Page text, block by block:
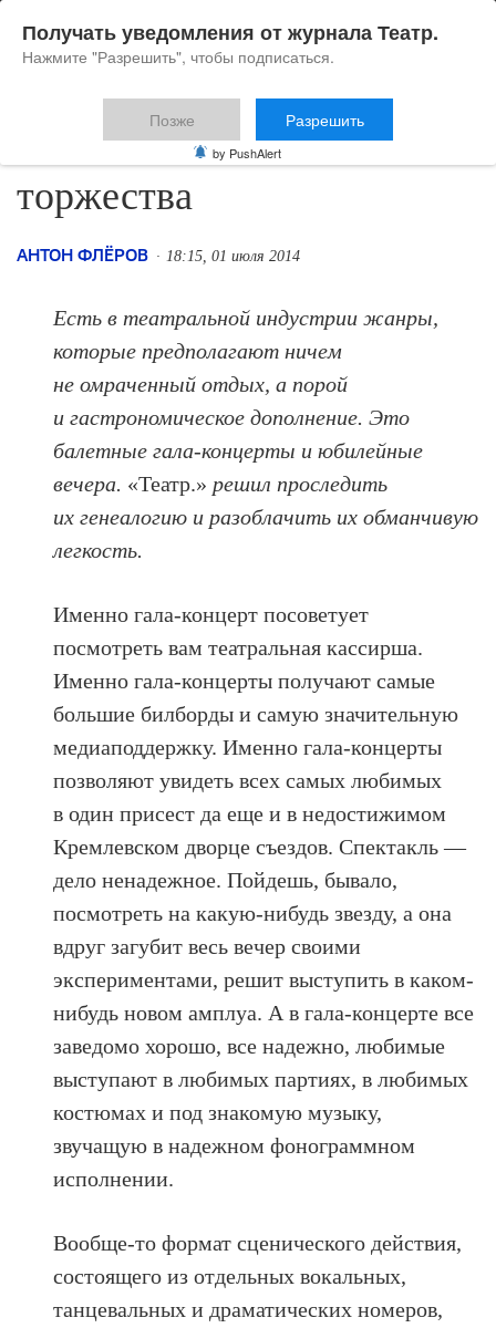
Невыносимая легкость
торжества
АНТОН ФЛЁРОВ 18:15, 01 июля 2014
Есть в театральной индустрии жанры,
которые предполагают ничем
не омраченный отдых, а порой
и гастрономическое дополнение. Это
балетные гала-концерты и юбилейные
вечера. «Театр.» решил проследить
их генеалогию и разоблачить их обманчивую
легкость.
Именно гала-концерт посоветует
посмотреть вам театральная кассирша.
Именно гала-концерты получают самые
большие билборды и самую значительную
медиаподдержку. Именно гала-концерты
позволяют увидеть всех самых любимых
в один присест да еще и в недостижимом
Кремлевском дворце съездов. Спектакль —
дело ненадежное. Пойдешь, бывало,
посмотреть на какую-нибудь звезду, а она
вдруг загубит весь вечер своими
экспериментами, решит выступить в каком-
нибудь новом амплуа. А в гала-концерте все
заведомо хорошо, все надежно, любимые
выступают в любимых партиях, в любимых
костюмах и под знакомую музыку,
звучащую в надежном фонограммном
исполнении.
Вообще-то формат сценического действия,
состоящего из отдельных вокальных,
танцевальных и драматических номеров,
Получать уведомления от журнала Театр.
Нажмите "Разрешить", чтобы подписаться.
Позже Разрешить
by PushAlert